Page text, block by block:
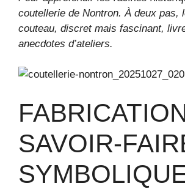
coutellerie de Nontron. À deux pas,
couteau, discret mais fascinant,
anecdotes d’ateliers.
SAVOIR-